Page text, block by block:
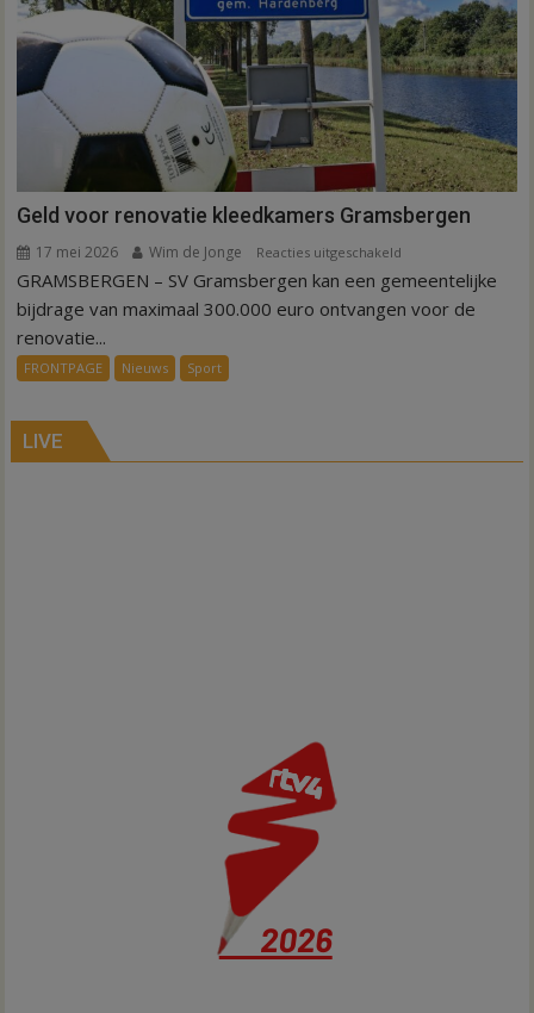
Geld voor renovatie kleedkamers Gramsbergen
17 mei 2026 Wim de Jonge Reacties uitgeschakeld
Geld
voor
GRAMSBERGEN – SV Gramsbergen kan een gemeentelijke
bijdrage van maximaal 300.000 euro ontvangen voor de
renovatie...
FRONTPAGE Nieuws Sport
LIVE